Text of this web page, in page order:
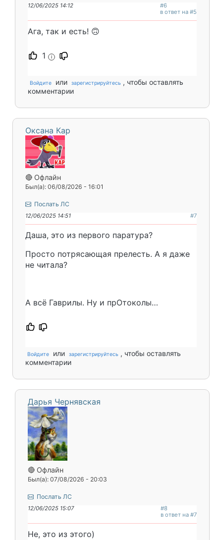
12/06/2025 14:12
#6
в ответ на #5
Ага, так и есть! 🙃
1 i
Войдите или зарегистрируйтесь , чтобы оставлять
комментарии
Оксана Кар
🔴 Офлайн
Был(а): 06/08/2026 - 16:01
Послать ЛС
12/06/2025 14:51 #7
Даша, это из первого паратура?
Просто потрясающая прелесть. А я даже
не читала?
А всё Гаврилы. Ну и прОтоколы…
Войдите или зарегистрируйтесь , чтобы оставлять
комментарии
Дарья Чернявская
🔴 Офлайн
Был(а): 07/08/2026 - 20:03
Послать ЛС
12/06/2025 15:07
#8
в ответ на #7
Не, это из этого)